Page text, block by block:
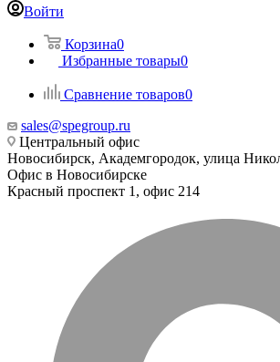
Войти
Корзина0
Избранные товары0
Сравнение товаров0
sales@spegroup.ru
Центральный офис
Новосибирск, Академгородок, улица
Офис в Новосибирске
Красный проспект 1, офис 214